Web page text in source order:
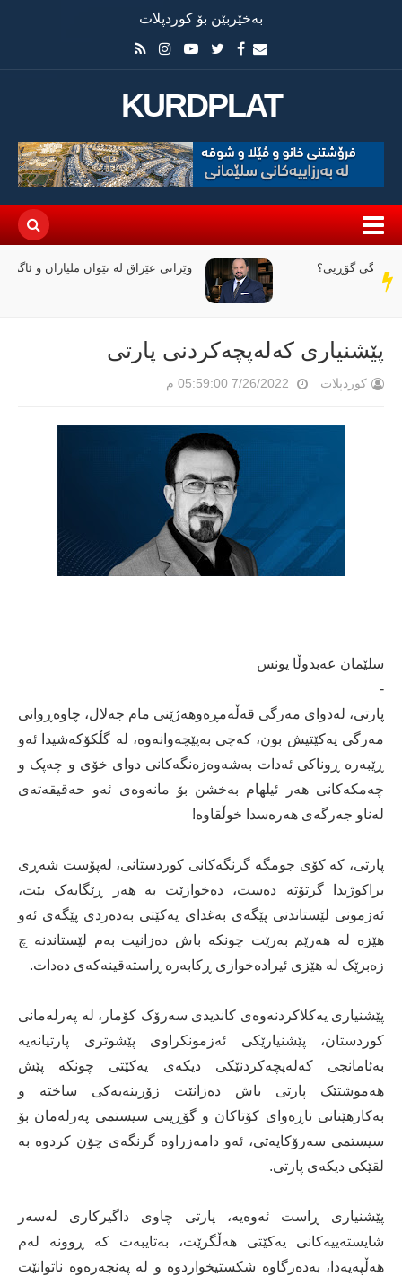
بەخێربێن بۆ کوردپلات
KURDPLAT
سەر
دێڕ
وێرانی عێراق لە نێوان ملیاران و ئاگردا
پێشنیاری کەلەپچەکردنی پارتی
کوردپلات 7/26/2022 05:59:00 م
سلێمان عەبدوڵا یونس
-
پارتی، لەدوای مەرگی قەڵەمڕەوھەژێنی مام جەلال، چاوەڕوانی
مەرگی یەکێتیش بون، کەچی بەپێچەوانەوە، لە گڵکۆکەشیدا ئەو
ڕێبەرە ڕوناکی ئەدات بەشەوەزەنگەکانی دوای خۆی و چەپک و
چەمکەکانی ھەر ئیلھام بەخشن بۆ مانەوەی ئەو حەقیقەتەی
لەناو جەرگەی ھەرەسدا خوڵقاوە!
پارتی، کە کۆی جومگە گرنگەکانی کوردستانی، لەپۆست شەڕی
براکوژیدا گرتۆتە دەست، دەخوازێت بە ھەر ڕێگایەک بێت،
ئەزمونی لێستاندنی پێگەی بەغدای یەکێتی بەدەردی پێگەی ئەو
ھێزە لە ھەرێم بەرێت چونکە باش دەزانیت بەم لێستاندنە چ
زەبرێک لە ھێزی ئیرادەخوازی ڕکابەرە ڕاستەقینەکەی دەدات.
پێشنیاری یەکلاکردنەوەی کاندیدی سەرۆک کۆمار، لە پەرلەمانی
کوردستان، پێشنیارێکی ئەزمونکراوی پێشوتری پارتیانەیە
بەئامانجی کەلەپچەکردنێکی دیکەی یەکێتی چونکە پێش
ھەموشتێک پارتی باش دەزانێت زۆرینەیەکی ساختە و
بەکارھێنانی ناڕەوای کۆتاکان و گۆڕینی سیستمی پەرلەمان بۆ
سیستمی سەرۆکایەتی، ئەو دامەزراوە گرنگەی چۆن کردوە بە
لقێکی دیکەی پارتی.
پێشنیاری ڕاست ئەوەیە، پارتی چاوی داگیرکاری لەسەر
شایستەییەکانی یەکێتی ھەڵگرێت، بەتایبەت کە ڕوونە لەم
ھەڵپەیەدا، بەدەرگاوە شکستیخواردوە و لە پەنجەرەوە ناتوانێت